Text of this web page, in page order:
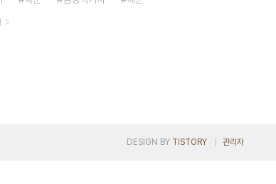
DESIGN BY TISTORY 관리자